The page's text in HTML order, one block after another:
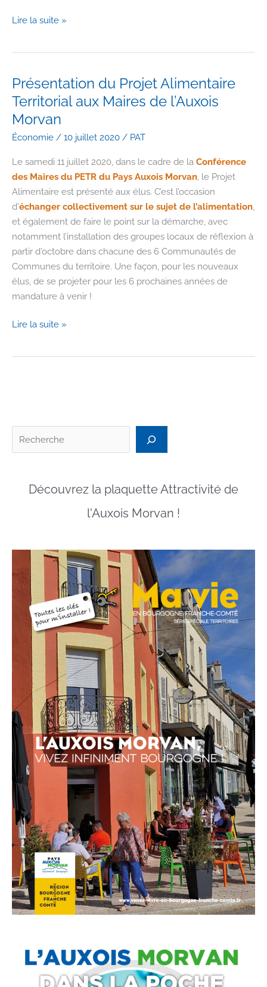
Enquête
destination
producteurs
locaux
en
Auxois
Morvan
Lire la suite »
Présentation du Projet Alimentaire
Territorial aux Maires de l’Auxois
Morvan
Économie / 10 juillet 2020 / PAT
Le samedi 11 juillet 2020, dans le cadre de la Conférence
des Maires du PETR du Pays Auxois Morvan , le Projet
Alimentaire est présenté aux élus. C’est l’occasion
d’échanger collectivement sur le sujet de l’alimentation
et également de faire le point sur la démarche, avec
notamment l’installation des groupes locaux de réflexion à
partir d’octobre dans chacune des 6 Communautés de
Communes du territoire. Une façon, pour les nouveaux
élus, de se projeter pour les 6 prochaines années de
mandature à venir !
Présentation
de
l’Auxois
Lire la suite »
Découvrez la plaquette Attractivité de
l'Auxois Morvan !